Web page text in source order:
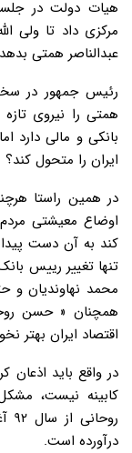
هیات دولت در
عبدالناصر همتی
رئیس جمهور در
همتی را نیروی
بانکی و مالی دارد
ایران را متحول کند؟
در همین راستا
اوضاع معیشتی
کند به آن دست پیدا
تنها تغییر رییس
محمد نهاوندیان و
همچنان « حسن
اقتصاد ایران بهتر
کابینه نیست،
درآورده است.